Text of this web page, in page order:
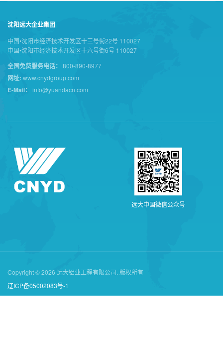
沈阳远大企业集团
中国•沈阳市经济技术开发区十三号街22号 110027
中国•沈阳市经济技术开发区十六号街6号 110027
全国免费服务电话： 800-890-8977
网址: www.cnydgroup.com
E-Mail： info@yuandacn.com
远大中 国微信公众号
Copyright © 2026 远大铝业工程有限公司. 版权所有
辽ICP备05002083号-1